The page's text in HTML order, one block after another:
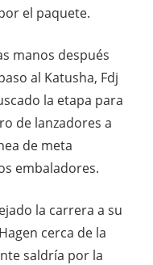
el paquete.
manos después
al Katusha, Fdj
la etapa para
de lanzadores a
de meta
embaladores.
la carrera a su
cerca de la
saldría por la